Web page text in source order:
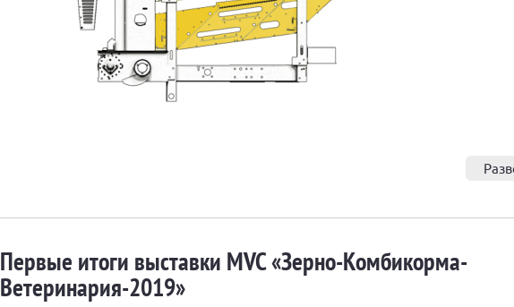
Первые итоги выставки MVC «Зерно-Комбикорма-
Ветеринария-2019»